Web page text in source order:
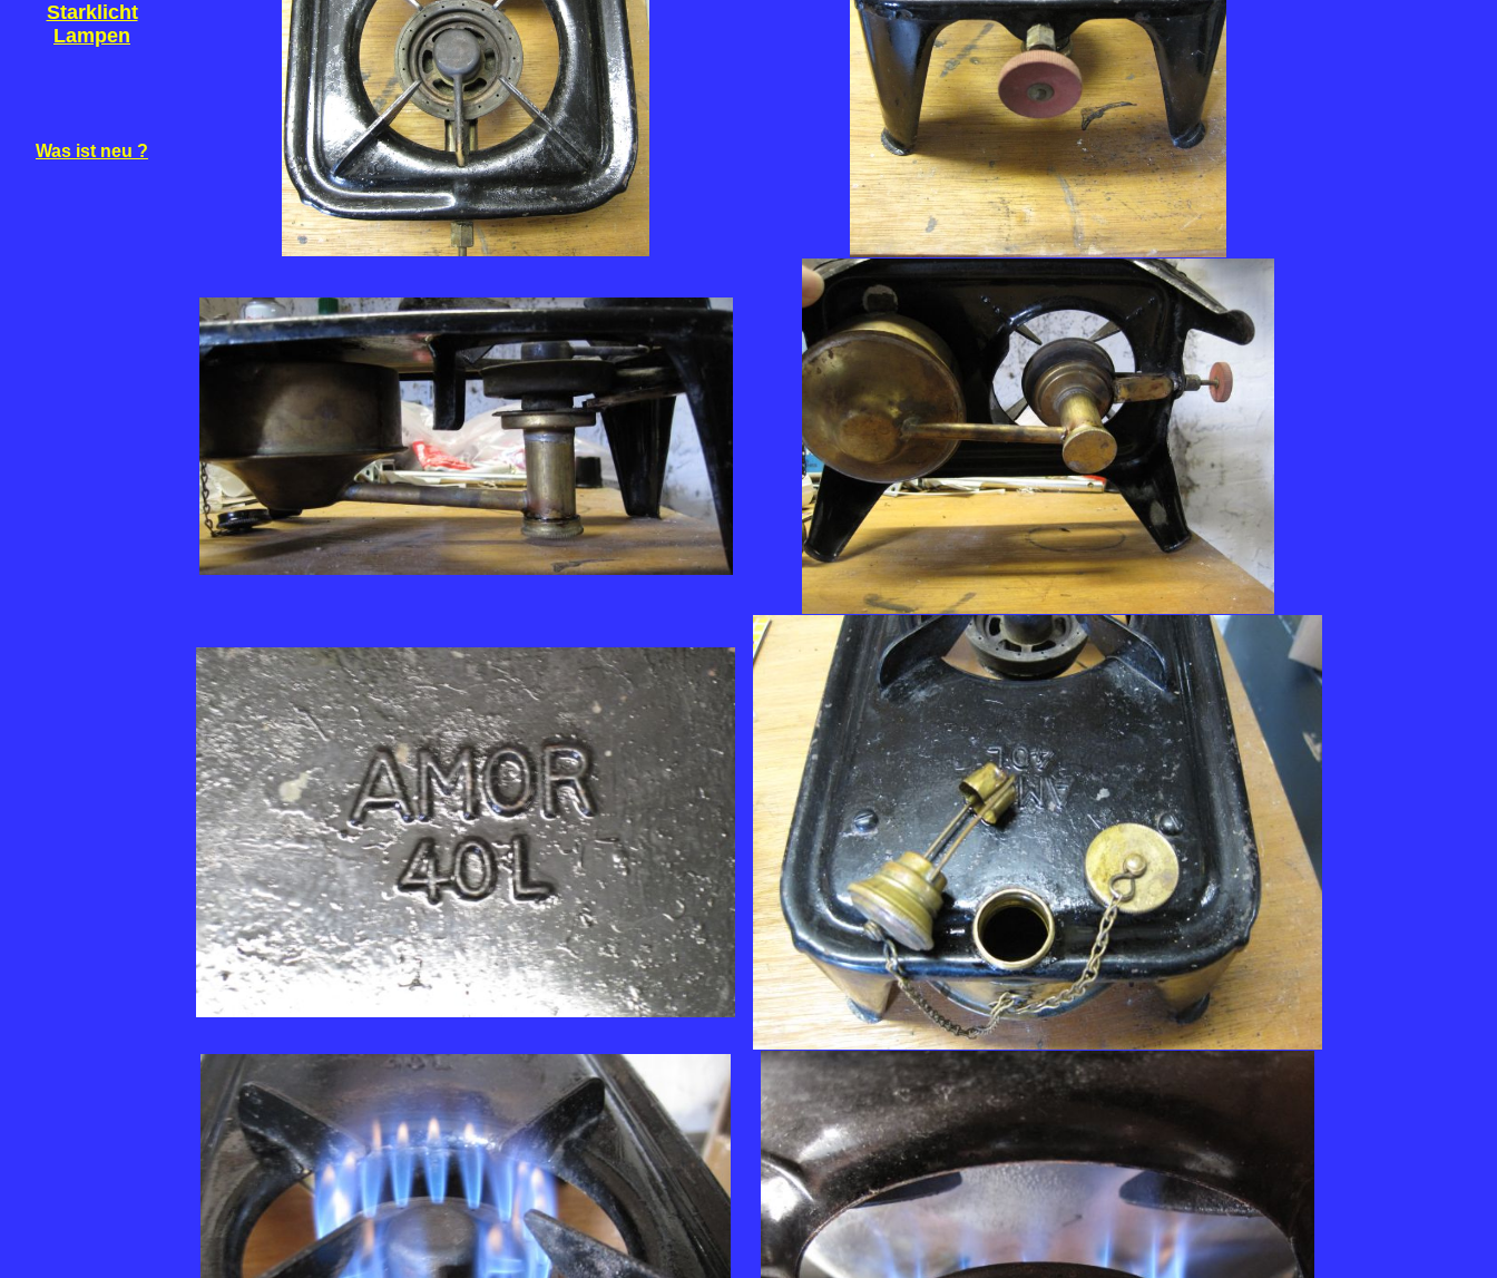
Starklicht
Lampen
Was ist neu ?